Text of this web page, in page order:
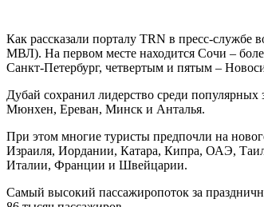
Как рассказали порталу TRN в пресс-службе
МВЛ). На первом месте находится Сочи –
Санкт-Петербург, четвертым и пятым –
Дубай сохранил лидерство среди
Мюнхен, Ереван, Минск и Анталья.
При этом многие туристы предпочли на
Израиля, Иордании, Катара, Кипра, ОАЭ,
Италии, Франции и Швейцарии.
Самый высокий пассажиропоток за